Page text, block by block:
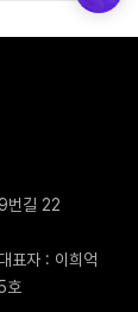
번길 22
대표자 : 이희억
호